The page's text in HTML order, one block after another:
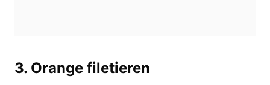
3. Orange filetieren